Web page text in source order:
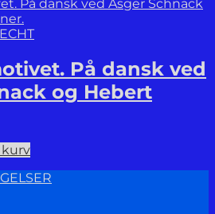
På dansk ved
og Hebert
kurv